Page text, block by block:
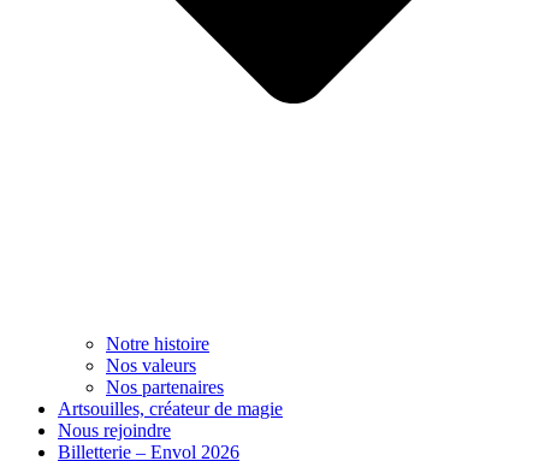
Notre histoire
Nos valeurs
Nos partenaires
Artsouilles, créateur de magie
Nous rejoindre
Billetterie – Envol 2026